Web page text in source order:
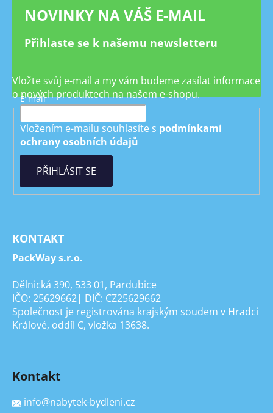
NOVINKY NA VÁŠ E-MAIL
Přihlaste se k našemu newsletteru
Vložte svůj e-mail a my vám budeme zasílat informace
o nových produktech na našem e-shopu.
E-mail
Vložením e-mailu souhlasíte s podmínkami
ochrany osobních údajů
PŘIHLÁSIT SE
KONTAKT
PackWay s.r.o.
Dělnická 390, 533 01, Pardubice
IČO: 25629662| DIČ: CZ25629662
Společnost je registrována krajským soudem v Hradci
Králové, oddíl C, vložka 13638.
Kontakt
info@nabytek-bydleni.cz